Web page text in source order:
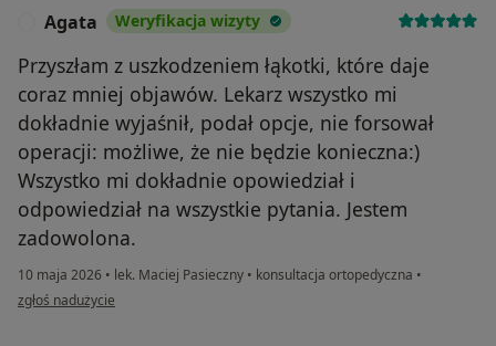
Agata Weryfikacja wizyty
Przyszłam z uszkodzeniem łąkotki, które daje
coraz mniej objawów. Lekarz wszystko mi
dokładnie wyjaśnił, podał opcje, nie forsował
operacji: możliwe, że nie będzie konieczna:)
Wszystko mi dokładnie opowiedział i
odpowiedział na wszystkie pytania. Jestem
zadowolona.
10 maja 2026 • lek. Maciej Pasieczny • konsultacja ortopedyczna •
w opinii użytkownika Agata
zgłoś nadużycie